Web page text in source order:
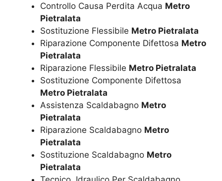
Controllo Causa Perdita Acqua Metro
Pietralata
Sostituzione Flessibile Metro Pietralata
Riparazione Componente Difettosa Metro
Pietralata
Riparazione Flessibile Metro Pietralata
Sostituzione Componente Difettosa
Metro Pietralata
Assistenza Scaldabagno Metro
Pietralata
Riparazione Scaldabagno Metro
Pietralata
Sostituzione Scaldabagno Metro
Pietralata